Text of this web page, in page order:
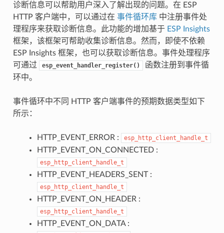
诊断信息可以帮助用户深入了解出现的问题。在 ESP
HTTP 客户端中，可以通过在 事件循环库中注册事件处
理程序来获取诊断信息。此功能的增加基于 ESP Insights
框架，该框架可帮助收集诊断信息。然而，即使不依赖
ESP Insights 框架，也可以获取诊断信息。事件处理程序
可通过
esp_event_handler_register()
函数注册到事件循
环中。
事件循环中不同 HTTP 客户端事件的预期数据类型如下
所示：
HTTP_EVENT_ERROR : esp_http_client_handle_t
HTTP_EVENT_ON_CONNECTED :
esp_http_client_handle_t
HTTP_EVENT_HEADERS_SENT :
esp_http_client_handle_t
HTTP_EVENT_ON_HEADER :
esp_http_client_handle_t
HTTP_EVENT_ON_DATA :